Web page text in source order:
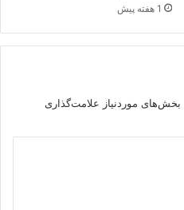
1 هفته پیش
بخش‌های موردنیاز علامت‌گذاری